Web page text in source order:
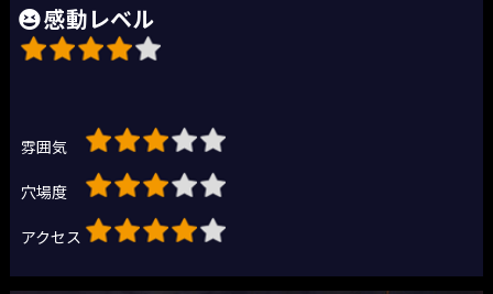
感動レベル
雰囲気
穴場度
アクセス